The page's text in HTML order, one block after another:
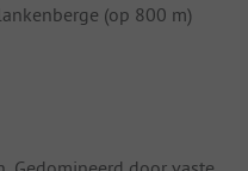
(op 800 m)